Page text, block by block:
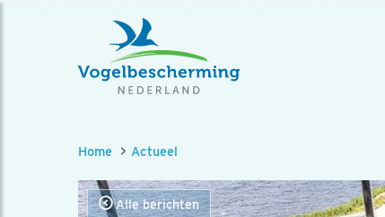
Home Actueel
Alle berichten